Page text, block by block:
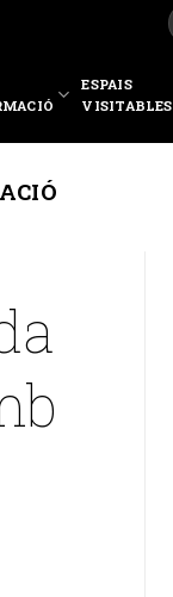
ESPAIS
VISITABLES